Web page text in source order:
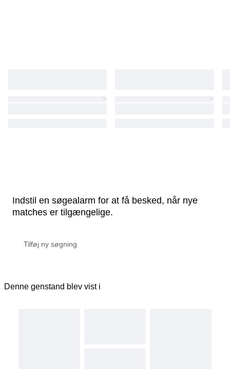
Indstil en søgealarm for at få besked, når nye
matches er tilgængelige.
Denne genstand blev vist i